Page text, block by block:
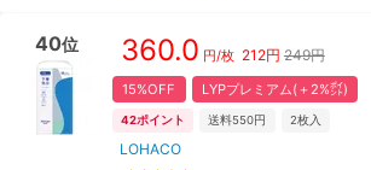
40位 360.0 円/枚 212円 249円
15%OFF LYPプレミアム(＋2%㌽)
42ポイント 送料550円 2枚入
LOHACO